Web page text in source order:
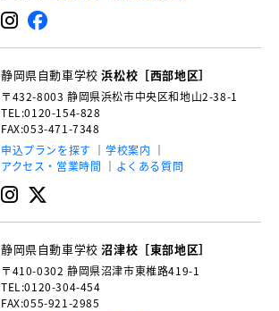
静岡県自動車学校浜松校［西部地区］
〒432-8003 静岡県浜松市中央区和地山2-38-1
TEL:0120-154-828
FAX:053-471-7348
申込プランを探す
学校案内
アクセス・営業時間
よくある質問
静岡県自動車学校沼津校［東部地区］
〒410-0302 静岡県沼津市東椎路419-1
TEL:0120-304-454
FAX:055-921-2985